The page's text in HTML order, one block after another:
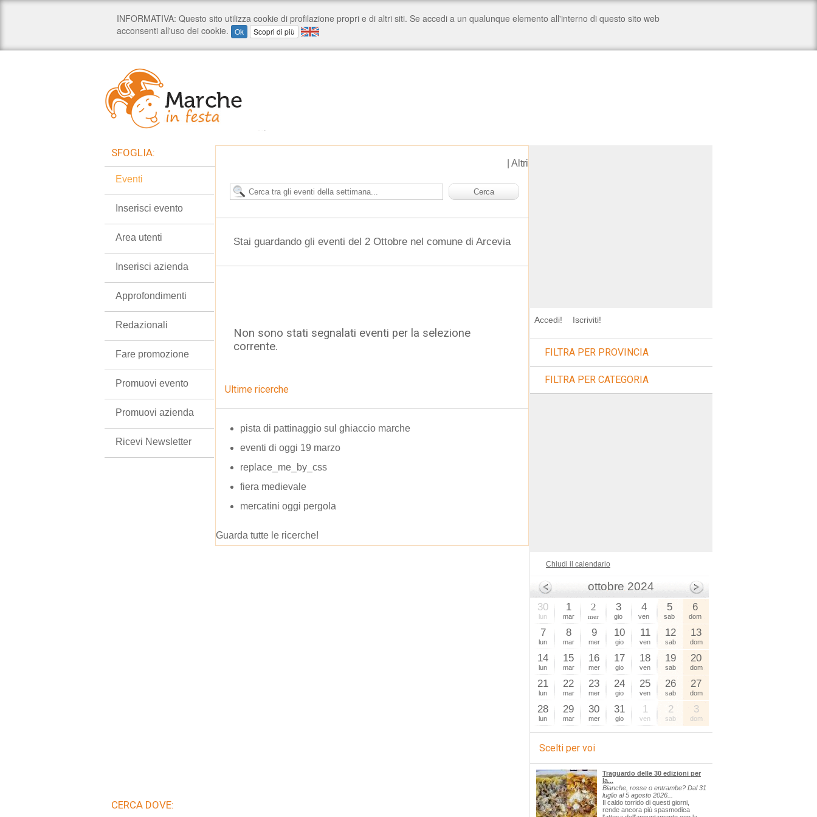
Altri
Stai guardando gli eventi del 2 Ottobre nel comune di Arcevia
Non sono stati segnalati eventi per la selezione
corrente.
Ultime ricerche
pista di pattinaggio sul ghiaccio marche
eventi di oggi 19 marzo
replace_me_by_css
fiera medievale
mercatini oggi pergola
Guarda tutte le ricerche!
SFOGLIA:
Eventi
Inserisci evento
Area utenti
Inserisci azienda
Approfondimenti
Redazionali
Fare promozione
Promuovi evento
Promuovi azienda
Ricevi Newsletter
CERCA DOVE:
Accedi! Iscriviti!
FILTRA PER PROVINCIA
FILTRA PER CATEGORIA
Chiudi il calendario
ottobre 2024
30
lun
1
mar
2
mer
3
gio
4
ven
5
sab
6
dom
7
lun
8
mar
9
mer
10
gio
11
ven
12
sab
13
dom
14
lun
15
mar
16
mer
17
gio
18
ven
19
sab
20
dom
21
lun
22
mar
23
mer
24
gio
25
ven
26
sab
27
dom
28
lun
29
mar
30
mer
31
gio
1
ven
2
sab
3
dom
Scelti per voi
Traguardo delle 30 edizioni per
la...
Bianche, rosse o entrambe? Dal 31
luglio al 5 agosto 2026...
Il caldo torrido di questi giorni,
rende ancora più spasmodica